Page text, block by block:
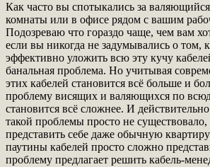
Как часто вы спотыкались за
комнаты или в офисе рядом с вашим
Подозреваю что гораздо чаще, чем вам
если вы никогда не задумывались о том,
эффективно уложить всю эту кучу
банальная проблема. Но учитывая
этих кабелей становится всё больше и
проблему висящих и валяющихся по
становится всё сложнее. И
такой проблемы просто не существовало,
представить себе даже обычную
паутины кабелей просто сложно
проблему предлагает решить кабель-